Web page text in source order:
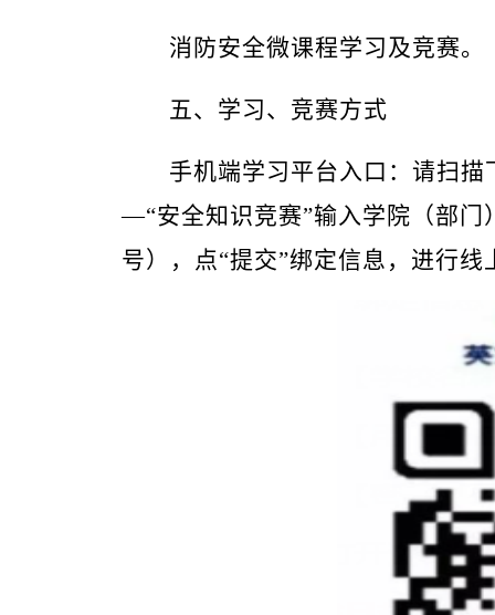
消防安全微课程学习及竞赛。
五、学习、竞赛方式
手机端学习平台入口：请扫
—“安全知识竞赛”输入学院 （部门
号） ，点“提交”绑定信息，进行线